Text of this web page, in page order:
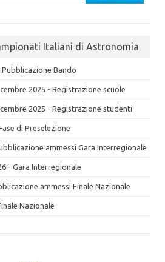
Italiani di Astronomia
Bando
2025 - Registrazione scuole
2025 - Registrazione studenti
di Preselezione
ammessi Gara Interregionale
- Gara Interregionale
ammessi Finale Nazionale
Nazionale